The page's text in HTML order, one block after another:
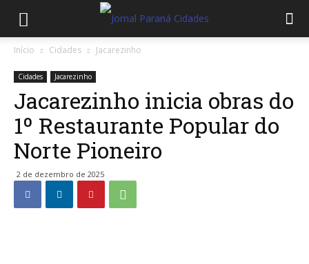
Início Cidades Jacarezinho
Cidades Jacarezinho
Jacarezinho inicia obras do
1º Restaurante Popular do
Norte Pioneiro
2 de dezembro de 2025